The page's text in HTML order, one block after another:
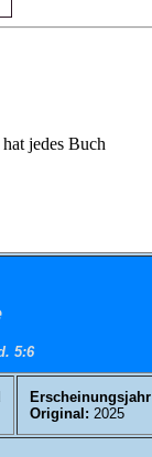
jedes Buch
5:6
Erscheinungsjahr
Original: 2025